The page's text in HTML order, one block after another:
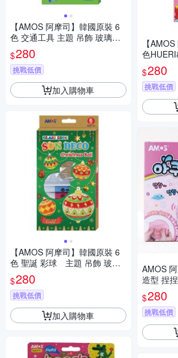
【AMOS 阿摩司】韓國原裝 6
色 交通工具 主題 吊飾 玻璃彩
繪 膠 / 組 SD10P6-C
$280
挑戰低價
加入購物車
【AMOS 阿摩司】韓國原裝 6
色 聖誕 彩球 主題 吊飾 玻璃
彩繪 膠 / 組SD10P6-C2
$280
挑戰低價
加入購物車
【
色
型板
P6-H
$280
挑戰低價
AMOS
造型 捏
P1-PK
$280
挑戰低價